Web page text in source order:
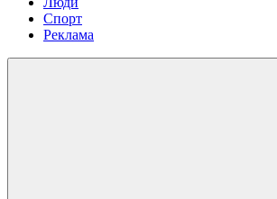
Спорт
Реклама